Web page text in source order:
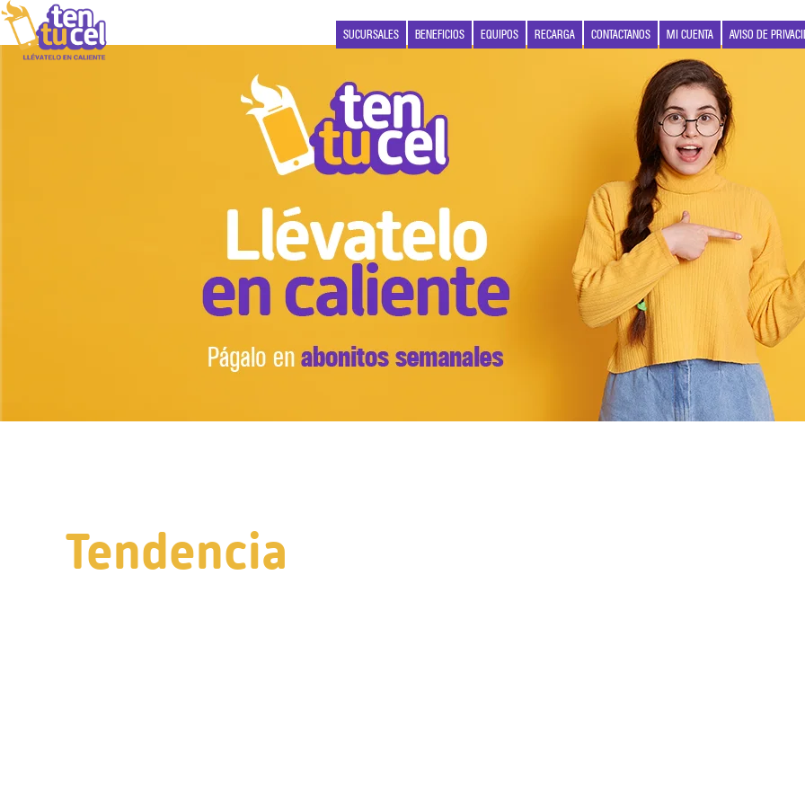
SUCURSALES BENEFICIOS EQUIPOS RECARGA CONTACTANOS MI CUENTA AVISO DE
Tendencia